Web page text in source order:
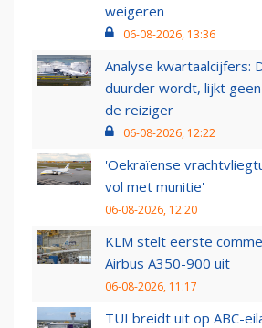
weigeren
06-08-2026, 13:36
Analyse kwartaalcijfers:
duurder wordt, lijkt
de reiziger
06-08-2026, 12:22
'Oekraïense
vol met munitie'
06-08-2026, 12:20
KLM stelt eerste
Airbus A350-900 uit
06-08-2026, 11:17
TUI breidt uit op ABC-